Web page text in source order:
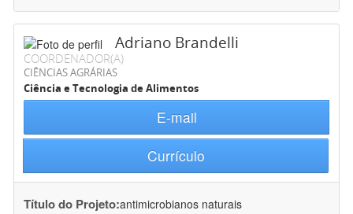
Adriano Brandelli
COORDENADOR(A)
CIÊNCIAS AGRÁRIAS
Ciência e Tecnologia de Alimentos
E-mail
Currículo
Título do Projeto:antimicrobianos naturais